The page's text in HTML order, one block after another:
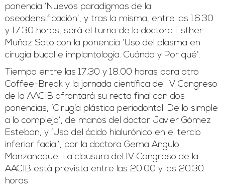
ponencia ‘Nuevos paradigmas de la
oseodensificación’, y tras la misma, entre las 16.30
y 17.30 horas, será el turno de la doctora Esther
Muñoz Soto con la ponencia ‘Uso del plasma en
cirugía bucal e implantología. Cuándo y Por qué’.
Tiempo entre las 17.30 y 18.00 horas para otro
Coffee-Break y la jornada científica del IV Congreso
de la AACIB afrontará su recta final con dos
ponencias, ‘Cirugía plástica periodontal. De lo simple
a lo complejo’, de manos del doctor Javier Gómez
Esteban, y ‘Uso del ácido hialurónico en el tercio
inferior facial’, por la doctora Gema Angulo
Manzaneque. La clausura del IV Congreso de la
AACIB está prevista entre las 20.00 y las 20.30
horas.